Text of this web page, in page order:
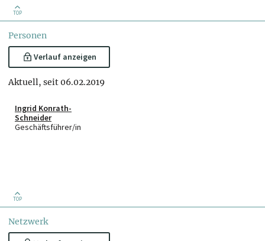
TOP
Personen
Verlauf anzeigen
Aktuell, seit 06.02.2019
Ingrid Konrath-
Schneider
Geschäftsführer/in
TOP
Netzwerk